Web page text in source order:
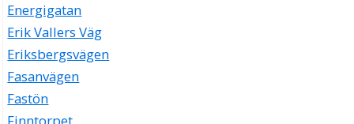
Energigatan
Erik Vallers Väg
Eriksbergsvägen
Fasanvägen
Fastön